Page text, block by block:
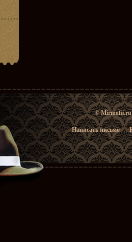
© Mirmafii.ru
Написать письмо